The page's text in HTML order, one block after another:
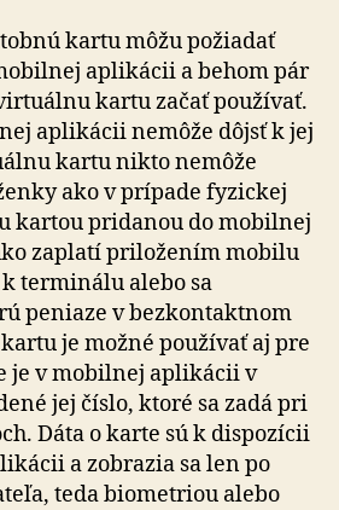
kartu môžu požiadať
aplikácii a behom pár
kartu začať používať.
aplikácii nemôže dôjsť k jej
kartu nikto nemôže
ako v prípade fyzickej
kartou pridanou do mobilnej
zaplatí priložením mobilu
terminálu alebo sa
peniaze v bez­kon­tak­tnom
je možné používať aj pre
je v mobilnej aplikácii v
jej číslo, ktoré sa zadá pri
Dáta o karte sú k dispozícii
a zobrazia sa len po
teda biometriou alebo